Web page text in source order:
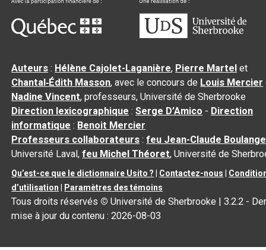
Auteurs : Hélène Cajolet-Laganière, Pierre Martel et
Chantal‑Édith Masson, avec le concours de Louis Mercier
Nadine Vincent, professeurs, Université de Sherbrooke
Direction lexicographique :Serge D’Amico - Direction
informatique : Benoit Mercier
Professeurs collaborateurs :feu Jean-Claude
Université Laval,feu Michel Théoret, Université de
Qu’est-ce que le dictionnaire Usito ? Contactez-nous
d’utilisation
Paramètres des témoins
Tous droits réservés © Université de Sherbrooke |3.2.2 -
mise à jour du contenu :2026-08-03